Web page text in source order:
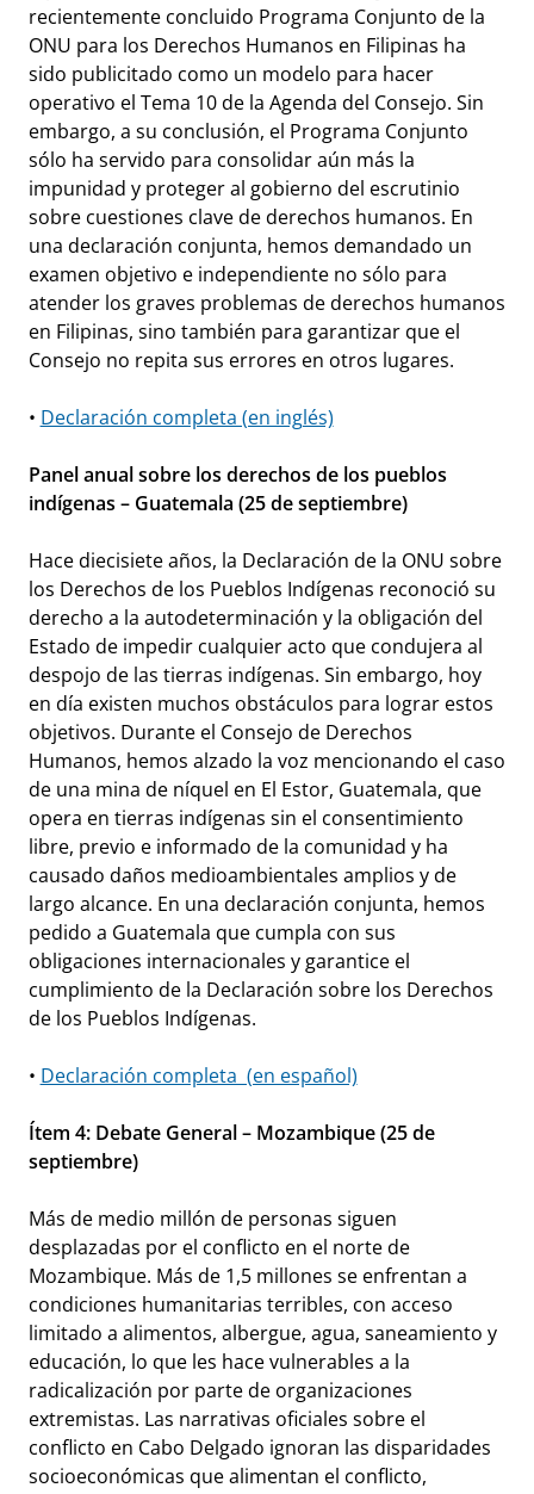
recientemente concluido Programa Conjunto de la
ONU para los Derechos Humanos en Filipinas ha
sido publicitado como un modelo para hacer
operativo el Tema 10 de la Agenda del Consejo. Sin
embargo, a su conclusión, el Programa Conjunto
sólo ha servido para consolidar aún más la
impunidad y proteger al gobierno del escrutinio
sobre cuestiones clave de derechos humanos. En
una declaración conjunta, hemos demandado un
examen objetivo e independiente no sólo para
atender los graves problemas de derechos humanos
en Filipinas, sino también para garantizar que el
Consejo no repita sus errores en otros lugares.
• Declaración completa (en inglés)
Panel anual sobre los derechos de los pueblos
indígenas – Guatemala (25 de septiembre)
Hace diecisiete años, la Declaración de la ONU sobre
los Derechos de los Pueblos Indígenas reconoció su
derecho a la autodeterminación y la obligación del
Estado de impedir cualquier acto que condujera al
despojo de las tierras indígenas. Sin embargo, hoy
en día existen muchos obstáculos para lograr estos
objetivos. Durante el Consejo de Derechos
Humanos, hemos alzado la voz mencionando el caso
de una mina de níquel en El Estor, Guatemala, que
opera en tierras indígenas sin el consentimiento
libre, previo e informado de la comunidad y ha
causado daños medioambientales amplios y de
largo alcance. En una declaración conjunta, hemos
pedido a Guatemala que cumpla con sus
obligaciones internacionales y garantice el
cumplimiento de la Declaración sobre los Derechos
de los Pueblos Indígenas.
• Declaración completa (en español)
Ítem 4: Debate General – Mozambique (25 de
septiembre)
Más de medio millón de personas siguen
desplazadas por el conflicto en el norte de
Mozambique. Más de 1,5 millones se enfrentan a
condiciones humanitarias terribles, con acceso
limitado a alimentos, albergue, agua, saneamiento y
educación, lo que les hace vulnerables a la
radicalización por parte de organizaciones
extremistas. Las narrativas oficiales sobre el
conflicto en Cabo Delgado ignoran las disparidades
socioeconómicas que alimentan el conflicto,